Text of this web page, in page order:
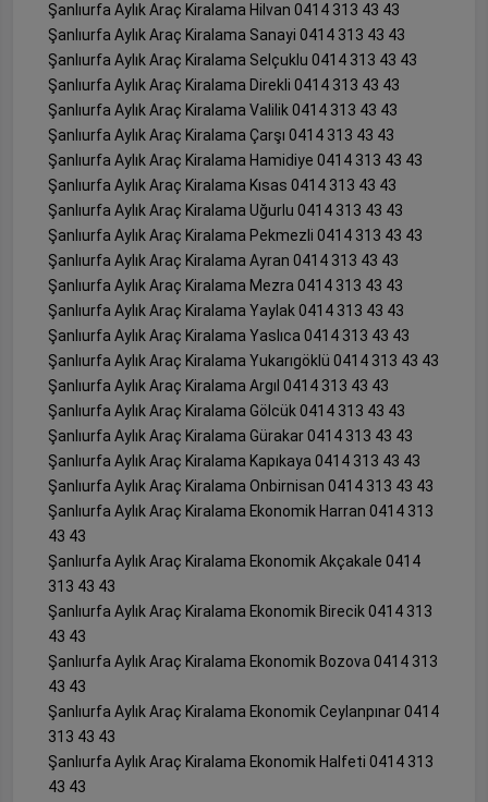
Şanlıurfa Aylık Araç Kiralama Hilvan 0414 313 43 43
Şanlıurfa Aylık Araç Kiralama Sanayi 0414 313 43 43
Şanlıurfa Aylık Araç Kiralama Selçuklu 0414 313 43 43
Şanlıurfa Aylık Araç Kiralama Direkli 0414 313 43 43
Şanlıurfa Aylık Araç Kiralama Valilik 0414 313 43 43
Şanlıurfa Aylık Araç Kiralama Çarşı 0414 313 43 43
Şanlıurfa Aylık Araç Kiralama Hamidiye 0414 313 43 43
Şanlıurfa Aylık Araç Kiralama Kısas 0414 313 43 43
Şanlıurfa Aylık Araç Kiralama Uğurlu 0414 313 43 43
Şanlıurfa Aylık Araç Kiralama Pekmezli 0414 313 43 43
Şanlıurfa Aylık Araç Kiralama Ayran 0414 313 43 43
Şanlıurfa Aylık Araç Kiralama Mezra 0414 313 43 43
Şanlıurfa Aylık Araç Kiralama Yaylak 0414 313 43 43
Şanlıurfa Aylık Araç Kiralama Yaslıca 0414 313 43 43
Şanlıurfa Aylık Araç Kiralama Yukarıgöklü 0414 313 43 43
Şanlıurfa Aylık Araç Kiralama Argıl 0414 313 43 43
Şanlıurfa Aylık Araç Kiralama Gölcük 0414 313 43 43
Şanlıurfa Aylık Araç Kiralama Gürakar 0414 313 43 43
Şanlıurfa Aylık Araç Kiralama Kapıkaya 0414 313 43 43
Şanlıurfa Aylık Araç Kiralama Onbirnisan 0414 313 43 43
Şanlıurfa Aylık Araç Kiralama Ekonomik Harran 0414 313
43 43
Şanlıurfa Aylık Araç Kiralama Ekonomik Akçakale 0414
313 43 43
Şanlıurfa Aylık Araç Kiralama Ekonomik Birecik 0414 313
43 43
Şanlıurfa Aylık Araç Kiralama Ekonomik Bozova 0414 313
43 43
Şanlıurfa Aylık Araç Kiralama Ekonomik Ceylanpınar 0414
313 43 43
Şanlıurfa Aylık Araç Kiralama Ekonomik Halfeti 0414 313
43 43